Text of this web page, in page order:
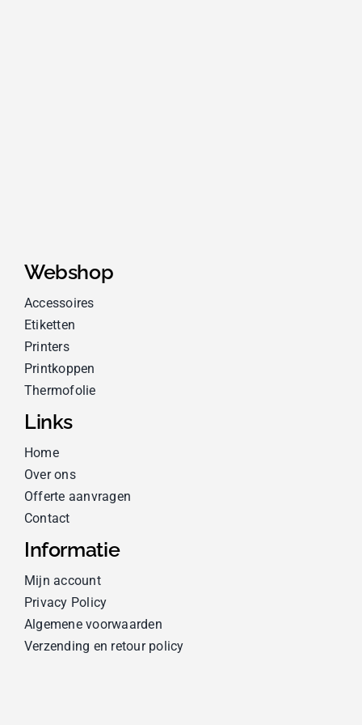
Webshop
Accessoires
Etiketten
Printers
Printkoppen
Thermofolie
Links
Home
Over ons
Offerte aanvragen
Contact
Informatie
Mijn account
Privacy Policy
Algemene voorwaarden
Verzending en retour policy